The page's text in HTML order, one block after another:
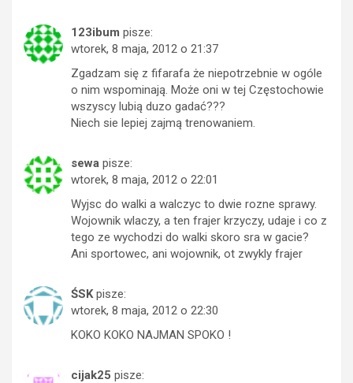
123ibum pisze:
wtorek, 8 maja, 2012 o 21:37
Zgadzam się z fifarafa że niepotrzebnie w ogóle
o nim wspominają. Może oni w tej Częstochowie
wszyscy lubią duzo gadać???
Niech sie lepiej zajmą trenowaniem.
sewa pisze:
wtorek, 8 maja, 2012 o 22:01
Wyjsc do walki a walczyc to dwie rozne sprawy.
Wojownik wlaczy, a ten frajer krzyczy, udaje i co z
tego ze wychodzi do walki skoro sra w gacie?
Ani sportowec, ani wojownik, ot zwykly frajer
ŚSK pisze:
wtorek, 8 maja, 2012 o 22:30
KOKO KOKO NAJMAN SPOKO !
cijak25 pisze: